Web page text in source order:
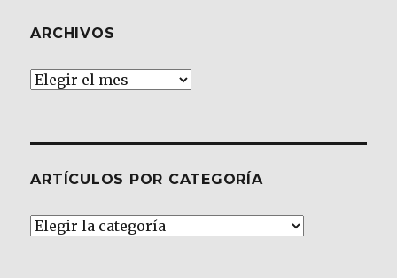
ARCHIVOS
Archivos
ARTÍCULOS POR CATEGORÍA
Artículos